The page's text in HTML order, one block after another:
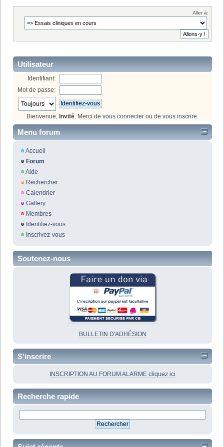
Aller à:
Utilisateur
Identifiant:
Mot de passe:
Bienvenue, Invité . Merci de vous connecter ou de vous inscrire
Menu forum
Accueil
Forum
Aide
Rechercher
Calendrier
Gallery
Membres
Identifiez-vous
Inscrivez-vous
Soutenez-nous
BULLETIN D'ADHÉSION
S'inscrire
INSCRIPTION AU FORUM ALARME cliquez ici
Recherche rapide